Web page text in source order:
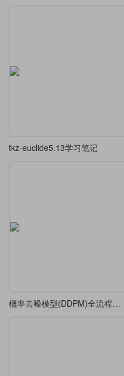
tkz-euclide5.13学习笔记
概率去噪模型(DDPM)全流程推导笔记